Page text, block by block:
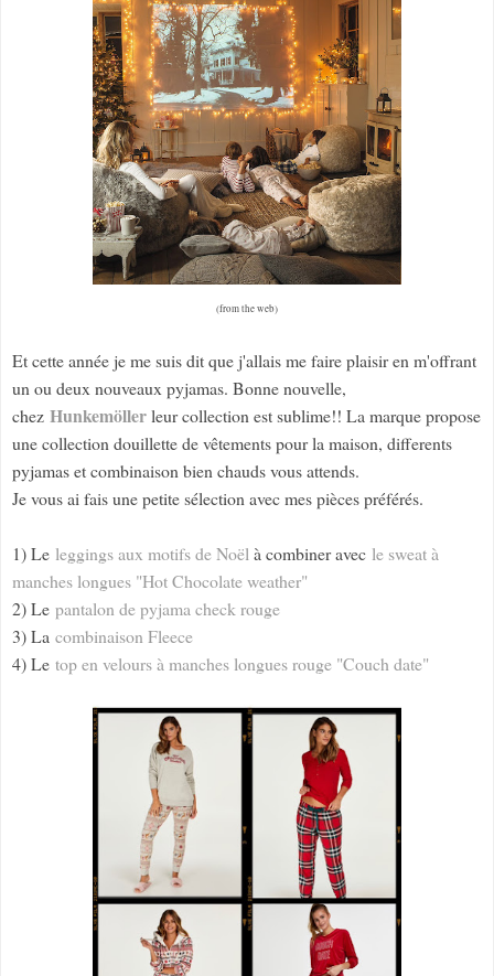
(from the web)
Et cette année je me suis dit que j'allais me faire plaisir en m'offrant
un ou deux nouveaux pyjamas. Bonne nouvelle,
chez Hunkemöllerleur collection est sublime!! La marque propose
une collection douillette de vêtements pour la maison, differents
pyjamas et combinaison bien chauds vous attends.
Je vous ai fais une petite sélection avec mes pièces préférés.
1) Le leggings aux motifs de Noëlà combiner avec le sweat à
manches longues "Hot Chocolate weather"
2) Le pantalon de pyjama check rouge
3) La combinaison Fleece
4) Le top en velours à manches longues rouge "Couch date"